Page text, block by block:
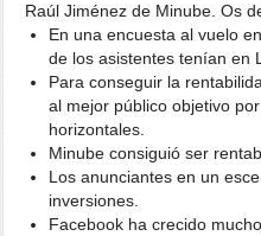
Raúl Jiménez de Minube. Os
En una encuesta al vuelo
de los asistentes tenían en
Para conseguir la
al mejor público objetivo
horizontales.
Minube consiguió ser
Los anunciantes en un
inversiones.
Facebook ha crecido